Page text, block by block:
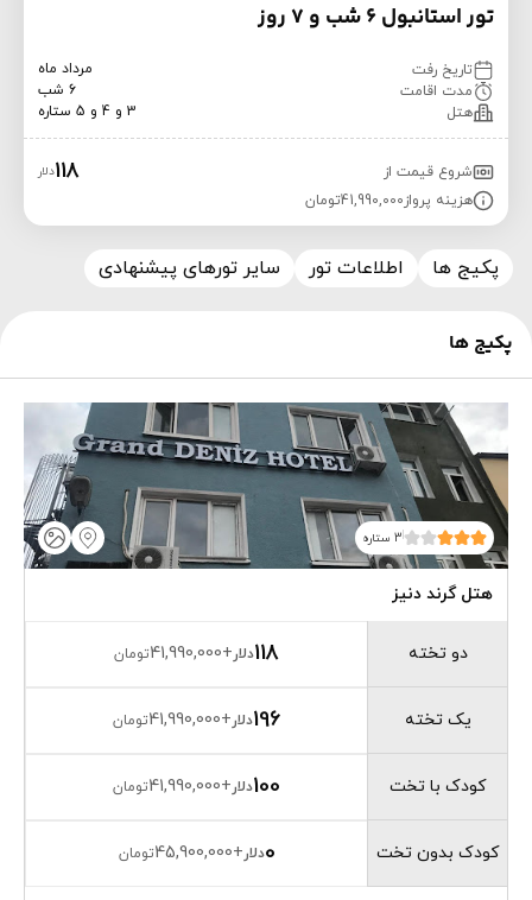
تور استانبول ۶ شب و ۷ روز
تاریخ رفت
مرداد ماه
مدت اقامت
6 شب
هتل
3 و 4 و 5 ستاره
شروع قیمت از 118دلار
هزینه پرواز41,990,000تومان
پکیج ها اطلاعات تور سایر تورهای پیشنهادی
پکیج ها
3 ستاره
هتل گرند دنیز
دو تخته
یک تخته
کودک با تخت
کودک بدون تخت
118دلار+
41,990,000تومان
196دلار+
41,990,000تومان
100دلار+
41,990,000تومان
0دلار+
45,900,000تومان